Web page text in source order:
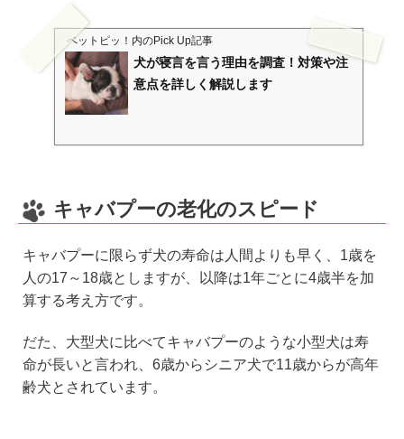
ペットピッ！ 内のPick Up記事
犬が寝言を言う理由を調査！対策や注
意点を詳しく解説します
キャバプーの老化のスピード
キャバプーに限らず犬の寿命は人間よりも早く、1歳を
人の17～18歳としますが、以降は1年ごとに4歳半を加
算する考え方です。
だた、大型犬に比べてキャバプーのような小型犬は寿
命が長いと言われ、6歳からシニア犬で11歳からが高年
齢犬とされています。